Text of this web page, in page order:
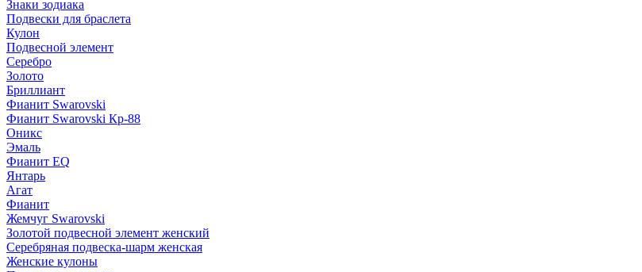
Знаки зодиака
Подвески для браслета
Кулон
Подвесной элемент
Серебро
Золото
Бриллиант
Фианит Swarovski
Фианит Swarovski Кр-88
Оникс
Эмаль
Фианит EQ
Янтарь
Агат
Фианит
Жемчуг Swarovski
Золотой подвесной элемент женcкий
Серебряная подвеска-шарм женская
Женские кулоны